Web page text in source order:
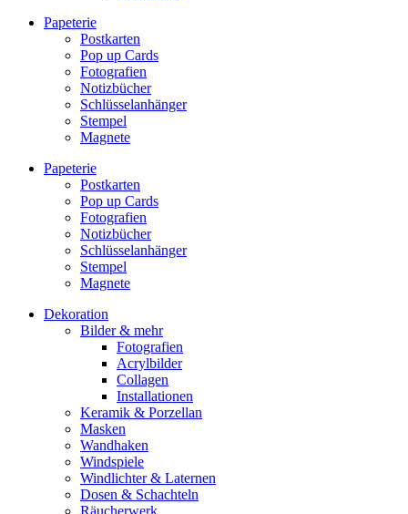
Papeterie
Postkarten
Pop up Cards
Fotografien
Notizbücher
Schlüsselanhänger
Stempel
Magnete
Papeterie
Postkarten
Pop up Cards
Fotografien
Notizbücher
Schlüsselanhänger
Stempel
Magnete
Dekoration
Bilder & mehr
Fotografien
Acrylbilder
Collagen
Installationen
Keramik & Porzellan
Masken
Wandhaken
Windspiele
Windlichter & Laternen
Dosen & Schachteln
Räucherwerk